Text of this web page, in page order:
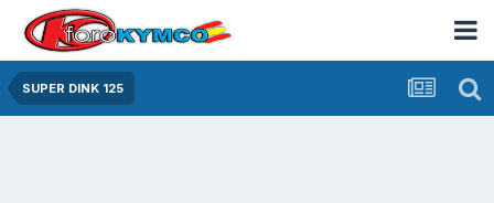
SUPER DINK 125